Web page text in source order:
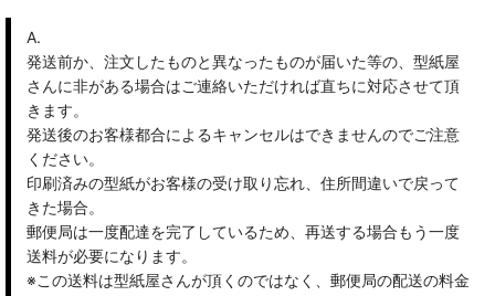
A.
発送前か、注文したものと異なったものが届いた等の、型紙屋
さんに非がある場合はご連絡いただければ直ちに対応させて頂
きます。
発送後のお客様都合によるキャンセルはできませんのでご注意
ください。
印刷済みの型紙がお客様の受け取り忘れ、住所間違いで戻って
きた場合。
郵便局は一度配達を完了しているため、再送する場合もう一度
送料が必要になります。
※この送料は型紙屋さんが頂くのではなく、郵便局の配送の料金